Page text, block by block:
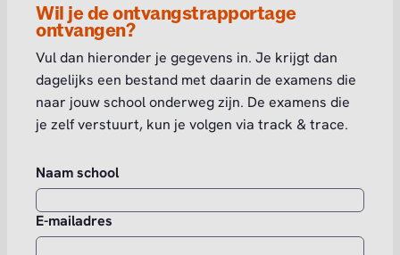
Wil je de ontvangstrapportage
ontvangen?
Vul dan hieronder je gegevens in. Je krijgt dan
dagelijks een bestand met daarin de examens die
naar jouw school onderweg zijn. De examens die
je zelf verstuurt, kun je volgen via track & trace.
Naam school
E-mailadres